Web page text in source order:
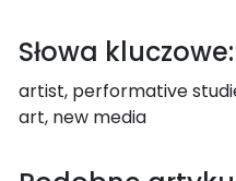
Słowa kluczowe:
artist, performative
art, new media